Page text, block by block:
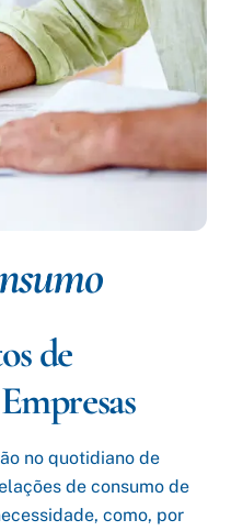
de
no quotidiano de
de consumo de
como, por